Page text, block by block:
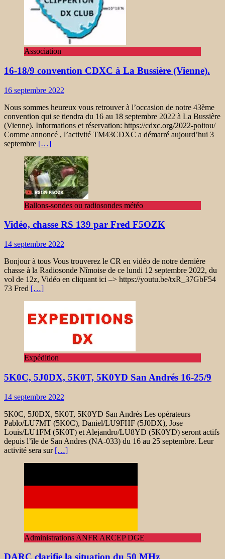
Association
16-18/9 convention CDXC à La Bussière (Vienne).
16 septembre 2022
Nous sommes heureux vous retrouver à l’occasion de notre 43ème
convention qui se tiendra du 16 au 18 septembre 2022 à La Bussière
(Vienne). Informations et réservation: https://cdxc.org/2022-poitou/
Comme annoncé , l’activité TM43CDXC a démarré aujourd’hui 3
septembre […]
Ballons-sondes ou radiosondes météo
Vidéo, chasse RS 139 par Fred F5OZK
14 septembre 2022
Bonjour à tous Vous trouverez le CR en vidéo de notre dernière
chasse à la Radiosonde Nîmoise de ce lundi 12 septembre 2022, du
vol de 12z, Vidéo en cliquant ici –> https://youtu.be/txR_37GbF54
73 Fred […]
Expédition
5K0C, 5J0DX, 5K0T, 5K0YD San Andrés 16-25/9
14 septembre 2022
5K0C, 5J0DX, 5K0T, 5K0YD San Andrés Les opérateurs
Pablo/LU7MT (5K0C), Daniel/LU9FHF (5J0DX), Jose
Louis/LU1FM (5K0T) et Alejandro/LU8YD (5K0YD) seront actifs
depuis l’île de San Andres (NA-033) du 16 au 25 septembre. Leur
activité sera sur […]
Administrations ANFR ARCEP DGE